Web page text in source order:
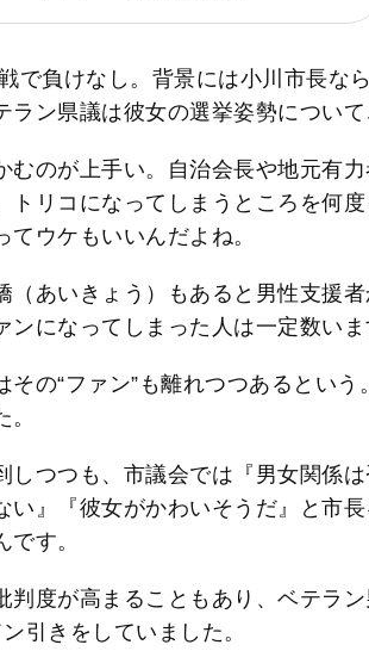
で負けなし。背景には小川市長な
ン県議は彼女の選挙姿勢について
むのが上手い。自治会長や地元有
トリコになってしまうところを何
ウケもいいんだよね。
（あいきょう）もあると男性支援者
になってしまった人は一定数いま
その“ファン”も離れつつあるという
しつつも、市議会では『男女関係
い』『彼女がかわいそうだ』と市
す。
判度が高まることもあり、ベテラ
引きをしていました。